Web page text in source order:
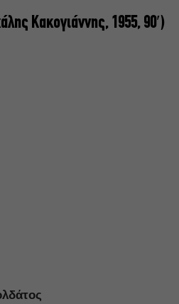
Κακογιάννης, 1955, 90′)